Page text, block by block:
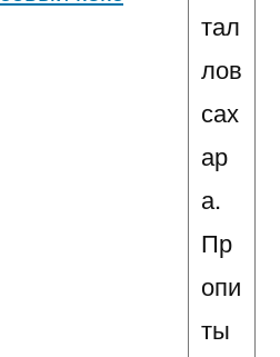
тал
лов
сах
ар
а.
Пр
опи
ты